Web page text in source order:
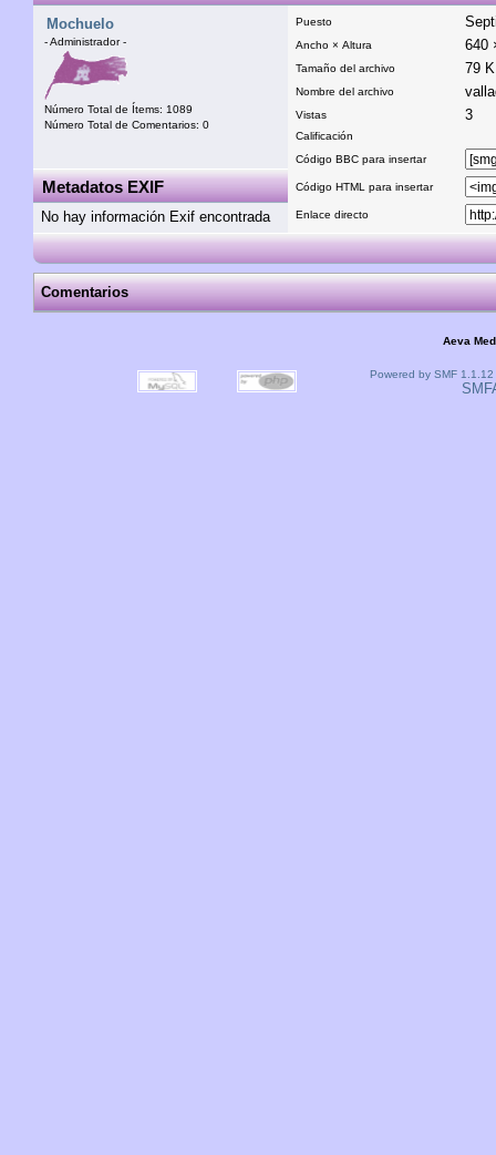
Mochuelo
- Administrador -
Número Total de Ítems: 1089
Número Total de Comentarios: 0
Puesto
Ancho × Altura 640
Tamaño del archivo 79
Nombre del archivo
Vistas 3
Calificación
Código BBC para insertar
Código HTML para insertar
Enlace directo
Metadatos EXIF
No hay información Exif encontrada
Comentarios
Aeva
Powered by SMF 1.1.12